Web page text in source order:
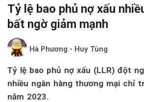
Tỷ lệ bao phủ nợ xấu
bất ngờ giảm mạnh
Hà Phương - Huy Tùng
Tỷ lệ bao phủ nợ xấu (LLR) đột
nhiều ngân hàng thương mại chỉ
năm 2023.